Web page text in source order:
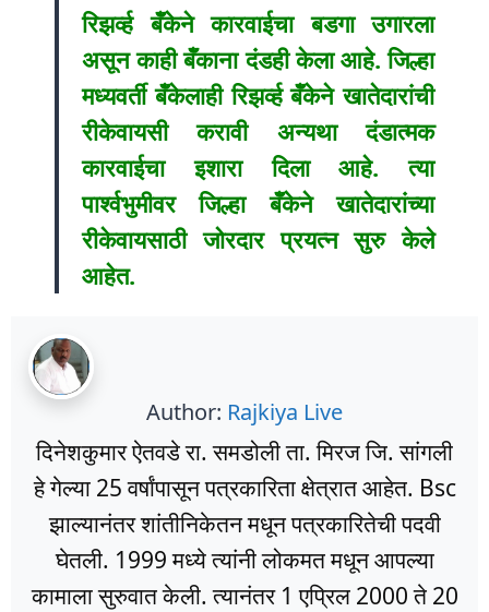
रिझर्व्ह बॅँकेने कारवाईचा बडगा उगारला
असून काही बॅँकाना दंडही केला आहे. जिल्हा
मध्यवर्ती बॅँकेलाही रिझर्व्ह बॅँकेने खातेदारांची
रीकेवायसी करावी अन्यथा दंडात्मक
कारवाईचा इशारा दिला आहे. त्या
पार्श्वभुमीवर जिल्हा बॅँकेने खातेदारांच्या
रीकेवायसाठी जोरदार प्रयत्न सुरु केले
आहेत.
Author: Rajkiya Live
दिनेशकुमार ऐतवडे रा. समडोली ता. मिरज जि. सांगली
हे गेल्या 25 वर्षांपासून पत्रकारिता क्षेत्रात आहेत. Bsc
झाल्यानंतर शांतीनिकेतन मधून पत्रकारितेची पदवी
घेतली. 1999 मध्ये त्यांनी लोकमत मधून आपल्या
कामाला सुरुवात केली. त्यानंतर 1 एप्रिल 2000 ते 20